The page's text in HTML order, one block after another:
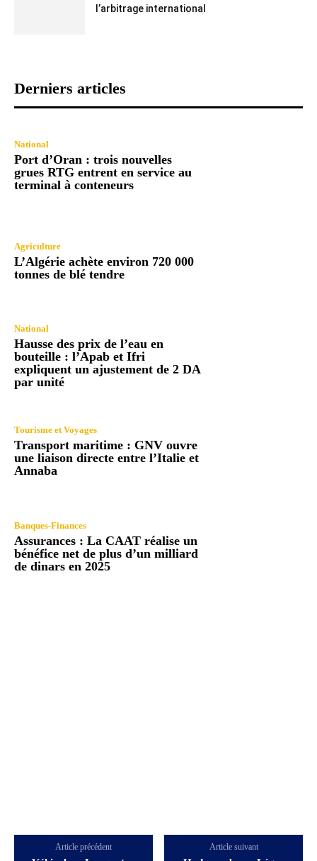
l’arbitrage international
Derniers articles
National
Port d’Oran : trois nouvelles
grues RTG entrent en service au
terminal à conteneurs
Agriculture
L’Algérie achète environ 720 000
tonnes de blé tendre
National
Hausse des prix de l’eau en
bouteille : l’Apab et Ifri
expliquent un ajustement de 2 DA
par unité
Tourisme et Voyages
Transport maritime : GNV ouvre
une liaison directe entre l’Italie et
Annaba
Banques-Finances
Assurances : La CAAT réalise un
bénéfice net de plus d’un milliard
de dinars en 2025
Article précédent Article suivant